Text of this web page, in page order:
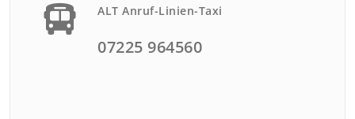
ALT Anruf-Linien-Taxi
07225 964560